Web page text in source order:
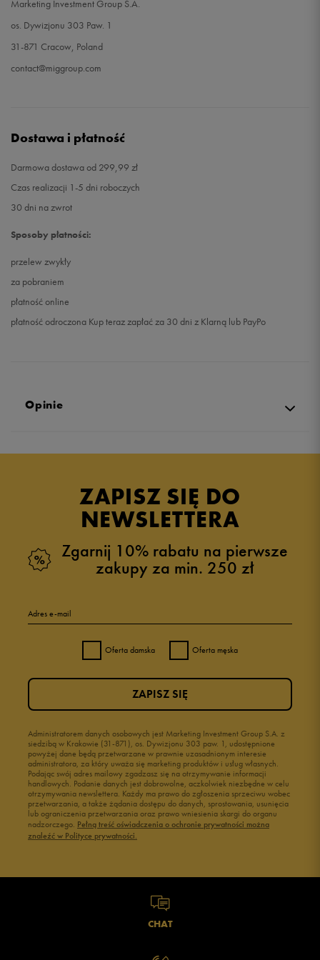
Marketing Investment Group S.A.
os. Dywizjonu 303 Paw. 1
31-871 Cracow, Poland
contact@miggroup.com
Dostawa i płatność
Darmowa dostawa od 299,99 zł
Czas realizacji 1-5 dni roboczych
30 dni na zwrot
Sposoby płatności:
przelew zwykły
za pobraniem
płatność online
płatność odroczona Kup teraz zapłać za 30 dni z Klarną lub PayPo
Opinie
ZAPISZ SIĘ DO
NEWSLETTERA
Zgarnij 10% rabatu na pierwsze
zakupy za min. 250 zł
Adres e-mail
Oferta damska Oferta męska
Administratorem danych osobowych jest Marketing Investment Group S.A. z
siedzibą w Krakowie (31-871), os. Dywizjonu 303 paw. 1, udostępnione
powyżej dane będą przetwarzane w prawnie uzasadnionym interesie
administratora, za który uważa się marketing produktów i usług własnych.
Podając swój adres mailowy zgadzasz się na otrzymywanie informacji
handlowych. Podanie danych jest dobrowolne, aczkolwiek niezbędne w celu
otrzymywania newslettera. Każdy ma prawo do zgłoszenia sprzeciwu wobec
przetwarzania, a także żądania dostępu do danych, sprostowania, usunięcia
lub ograniczenia przetwarzania oraz prawo wniesienia skargi do organu
nadzorczego. Pełną treść oświadczenia o ochronie prywatności można
znaleźć w Polityce prywatności.
ZAPISZ SIĘ
CHAT